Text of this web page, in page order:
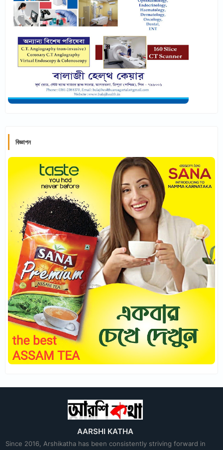
বিজ্ঞাপন
AARSHI KATHA
Since 2016, Arshikatha has been consistently striving forward in